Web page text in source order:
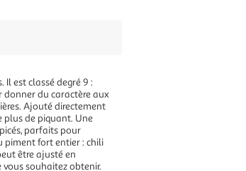
Il est classé degré 9 :
donner du caractère aux
Ajouté directement
plus de piquant. Une
parfaits pour
piment fort entier : chili
être ajusté en
souhaitez obtenir.